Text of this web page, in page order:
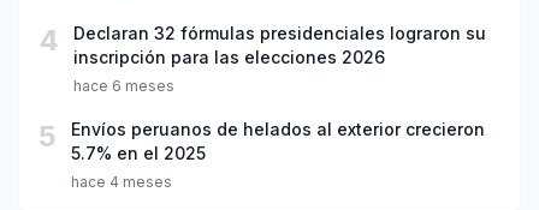
4
Declaran 32 fórmulas presidenciales lograron su
inscripción para las elecciones 2026
hace 6 meses
5
Envíos peruanos de helados al exterior crecieron
5.7% en el 2025
hace 4 meses